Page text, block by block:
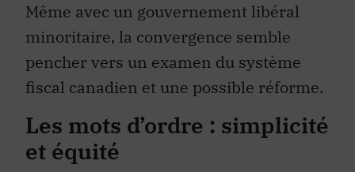
Même avec un gouvernement libéral
minoritaire, la convergence semble
pencher vers un examen du système
fiscal canadien et une possible réforme.
Les mots d’ordre : simplicité
et équité